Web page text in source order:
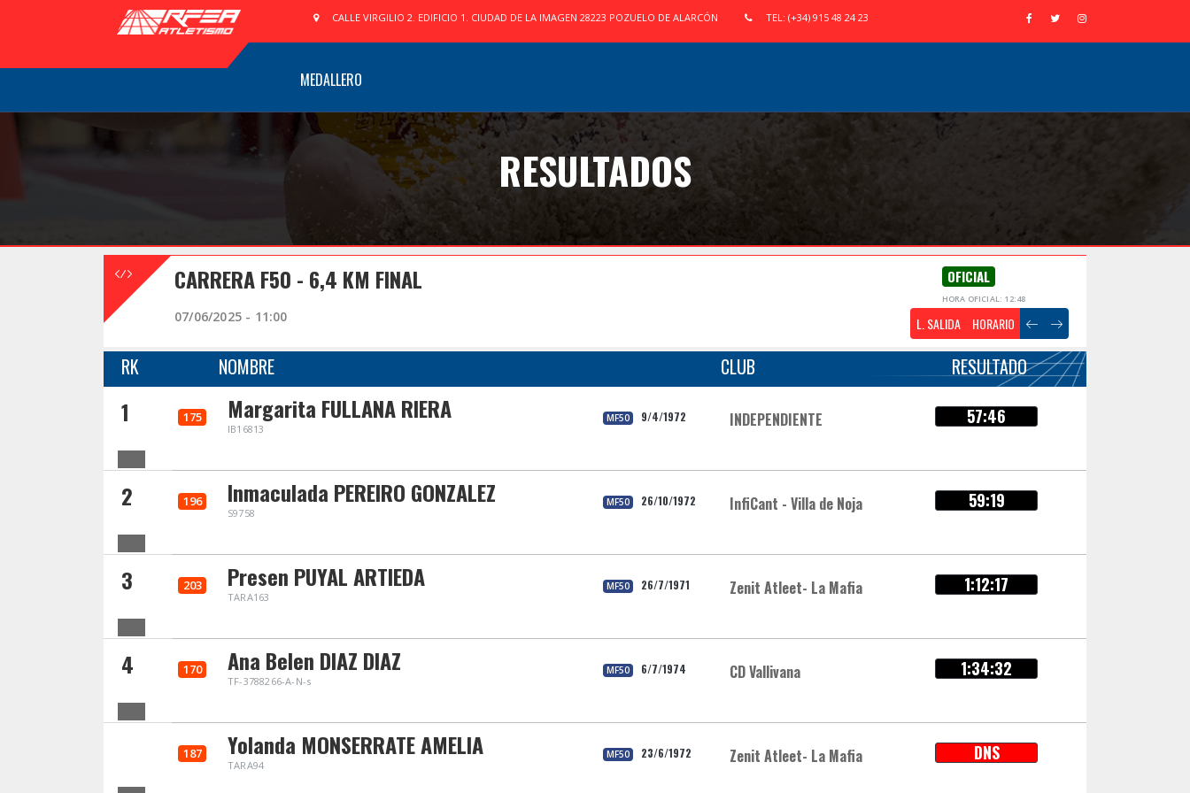
CALLE VIRGILIO 2. EDIFICIO 1. CIUDAD DE LA IMAGEN 28223 POZUELO DE ALARCÓN TEL: (+34) 915 48 24 23
MEDALLERO
RESULTADOS
CARRERA F50 - 6,4 KM FINAL OFICIAL
HORA OFICIAL: 12:48
07/06/2025 - 11:00 L. SALIDA HORARIO
RK NOMBRE CLUB RESULTADO
1 175 Margarita FULLANA RIERA
IB16813
MF50 9/4/1972 INDEPENDIENTE 57:46
2 196 Inmaculada PEREIRO GONZALEZ
S9758
MF50 26/10/1972 InfiCant - Villa de Noja 59:19
3 203 Presen PUYAL ARTIEDA
TARA163
MF50 26/7/1971 Zenit Atleet- La Mafia 1:12:17
4 170 Ana Belen DIAZ DIAZ
TF-3788266-A-N-s
MF50 6/7/1974 CD Vallivana 1:34:32
187 Yolanda MONSERRATE AMELIA
TARA94
MF50 23/6/1972 Zenit Atleet- La Mafia DNS